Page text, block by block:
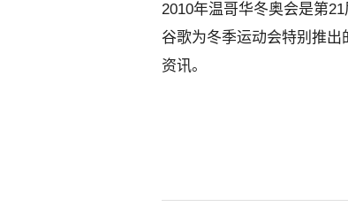
2010年温哥华冬奥会是第
谷歌为冬季运动会特别推出
资讯。